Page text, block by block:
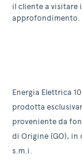
il cliente a visitare
approfondimento.
Energia Elettrica
prodotta
proveniente da
di Origine (GO), in
s.m.i.